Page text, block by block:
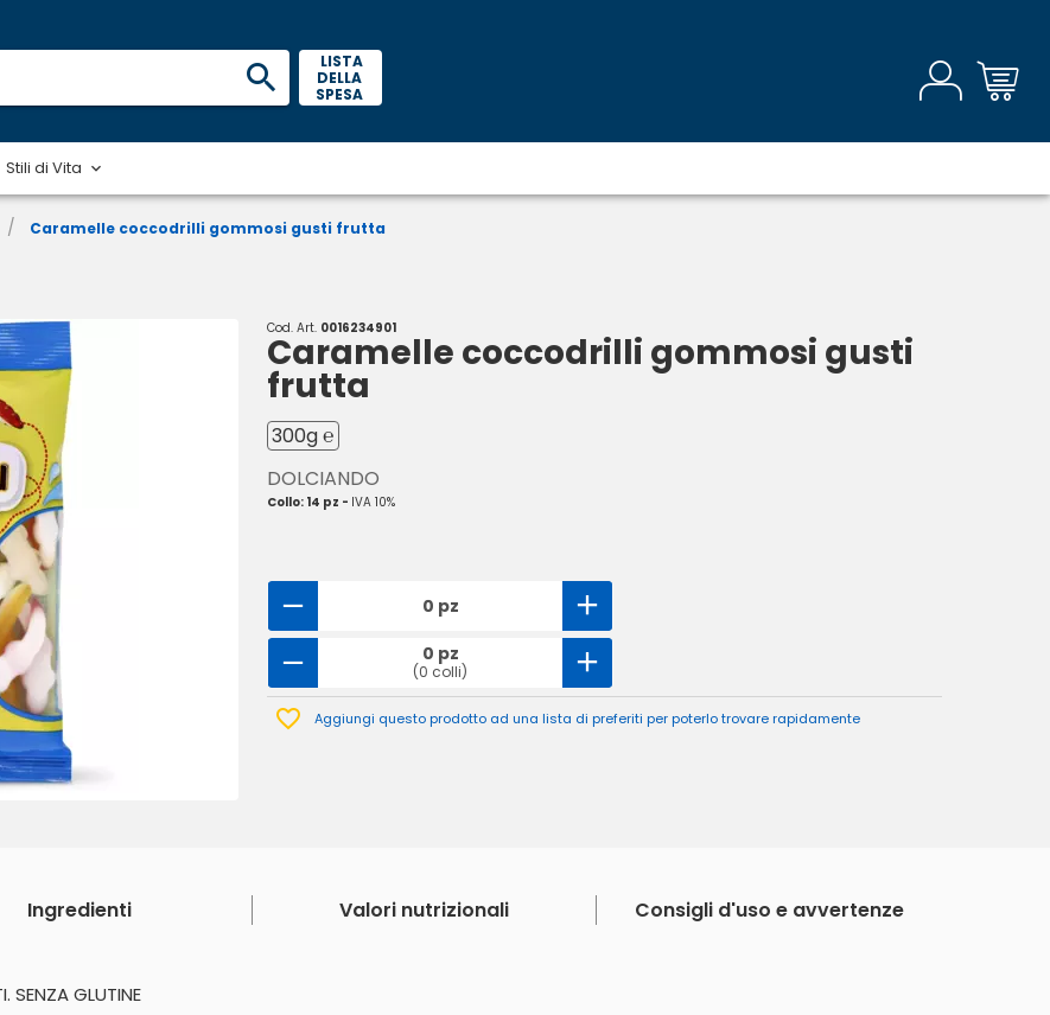
LISTA
DELLA
SPESA
Stili di Vita
/ Caramelle coccodrilli gommosi gusti frutta
Cod. Art. 0016234901
Caramelle coccodrilli gommosi gusti
frutta
300g ℮
DOLCIANDO
Collo: 14 pz - IVA 10%
0 pz
0 pz
(0 colli)
Aggiungi questo prodotto ad una lista di preferiti per poterlo trovare rapidamente
Ingredienti Valori nutrizionali Consigli d'uso e avvertenze
SENZA GLUTINE